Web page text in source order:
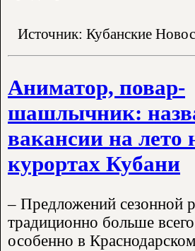
Источник: Кубанские
Аниматор, повар-
шашлычник:
вакансии на лето
курортах Кубани
– Предложений сезонной
традиционно больше
особенно в